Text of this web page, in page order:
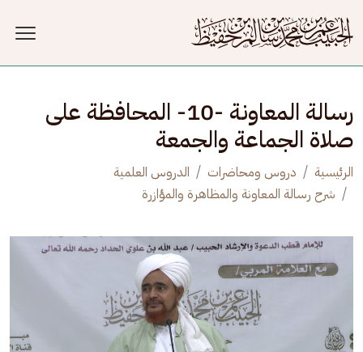
رسالة المعاونة -10- المحافظة على
صلاة الجماعة والجمعة
الرئيسية دروس ومحاضرات
الدروس العلمية
شرح رسالة المعاونة والمظاهرة والمؤازرة